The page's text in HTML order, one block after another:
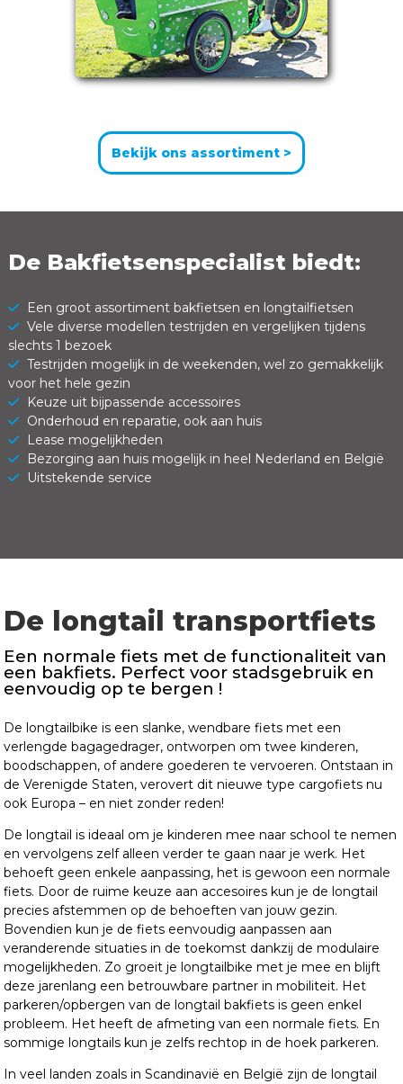
Bekijk ons assortiment >
De Bakfietsenspecialist biedt:
Een groot assortiment bakfietsen en longtailfietsen
Vele diverse modellen testrijden en vergelijken tijdens
slechts 1 bezoek
Testrijden mogelijk in de weekenden, wel zo gemakkelijk
voor het hele gezin
Keuze uit bijpassende accessoires
Onderhoud en reparatie, ook aan huis
Lease mogelijkheden
Bezorging aan huis mogelijk in heel Nederland en België
Uitstekende service
De longtail transportfiets
Een normale fiets met de functionaliteit van
een bakfiets. Perfect voor stadsgebruik en
eenvoudig op te bergen !
De longtailbike is een slanke, wendbare fiets met een
verlengde bagagedrager, ontworpen om twee kinderen,
boodschappen, of andere goederen te vervoeren. Ontstaan in
de Verenigde Staten, verovert dit nieuwe type cargofiets nu
ook Europa – en niet zonder reden!
De longtail is ideaal om je kinderen mee naar school te nemen
en vervolgens zelf alleen verder te gaan naar je werk. Het
behoeft geen enkele aanpassing, het is gewoon een normale
fiets. Door de ruime keuze aan accesoires kun je de longtail
precies afstemmen op de behoeften van jouw gezin.
Bovendien kun je de fiets eenvoudig aanpassen aan
veranderende situaties in de toekomst dankzij de modulaire
mogelijkheden. Zo groeit je longtailbike met je mee en blijft
deze jarenlang een betrouwbare partner in mobiliteit. Het
parkeren/opbergen van de longtail bakfiets is geen enkel
probleem. Het heeft de afmeting van een normale fiets. En
sommige longtails kun je zelfs rechtop in de hoek parkeren.
In veel landen zoals in Scandinavië en België zijn de longtail